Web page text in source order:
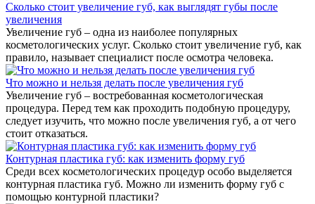
Сколько стоит увеличение губ, как выглядят губы после
увеличения
Увеличение губ – одна из наиболее популярных
косметологических услуг. Сколько стоит увеличение губ, как
правило, называет специалист после осмотра человека.
Что можно и нельзя делать после увеличения губ
Увеличение губ – востребованная косметологическая
процедура. Перед тем как проходить подобную процедуру,
следует изучить, что можно после увеличения губ, а от чего
стоит отказаться.
Контурная пластика губ: как изменить форму губ
Среди всех косметологических процедур особо выделяется
контурная пластика губ. Можно ли изменить форму губ с
помощью контурной пластики?